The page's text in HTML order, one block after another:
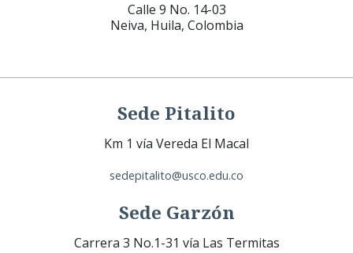
Calle 9 No. 14-03
Neiva, Huila, Colombia
Sede Pitalito
Km 1 vía Vereda El Macal
sedepitalito@usco.edu.co
Sede Garzón
Carrera 3 No.1-31 vía Las Termitas